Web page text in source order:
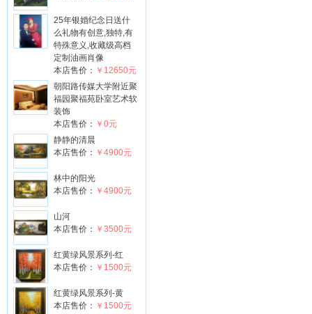
25年银婚纪念日送什
么礼物有创意,独特,有
特殊意义,收藏级高档
定制油画肖像
本店售价： ￥12650元
朝阳路传媒大学附近聚
福园聚福苑卧室艺术软
装饰
本店售价： ￥0元
静静的清晨
本店售价： ￥4900元
林中的阳光
本店售价： ￥4900元
山河
本店售价： ￥3500元
红黄绿风景系列-红
本店售价： ￥1500元
红黄绿风景系列-黄
本店售价： ￥1500元